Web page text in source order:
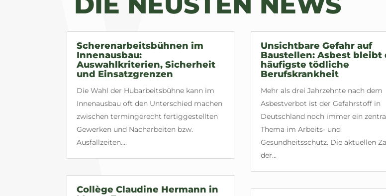
Scherenarbeitsbühnen im
Innenausbau:
Auswahlkriterien, Sicherheit
und Einsatzgrenzen
Die Wahl der Hubarbeitsbühne kann im
Innenausbau oft den Unterschied machen
zwischen termingerecht fertiggestellten
Gewerken und Nacharbeiten bzw.
Ausfallzeiten....
Collège Claudine Hermann in
Unsichtbare Gefahr auf
Baustellen: Asbest bleibt
häufigste tödliche
Berufskrankheit
Mehr als drei Jahrzehnte nach dem
Asbestverbot ist der Gefahrstoff in
Deutschland noch immer ein
Thema im Arbeits- und
Gesundheitsschutz. Die aktuellen
der...